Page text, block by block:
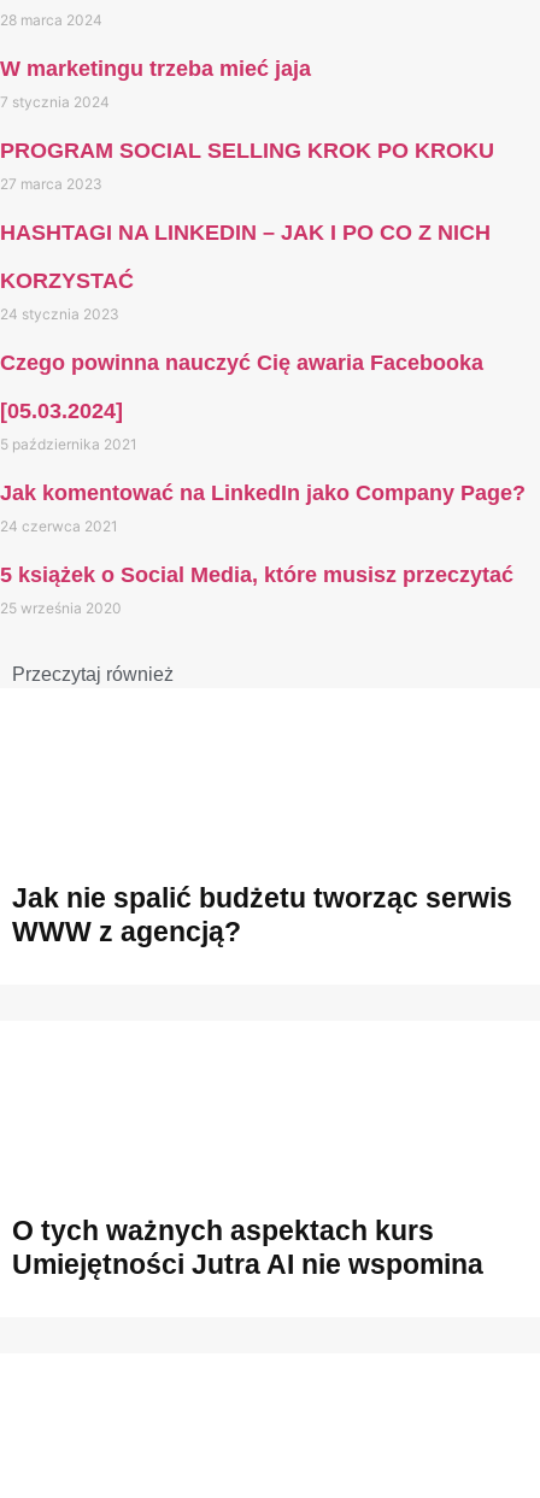
28 marca 2024
W marketingu trzeba mieć jaja
7 stycznia 2024
PROGRAM SOCIAL SELLING KROK PO KROKU
27 marca 2023
HASHTAGI NA LINKEDIN – JAK I PO CO Z NICH
KORZYSTAĆ
24 stycznia 2023
Czego powinna nauczyć Cię awaria Facebooka
[05.03.2024]
5 października 2021
Jak komentować na LinkedIn jako Company Page?
24 czerwca 2021
5 książek o Social Media, które musisz przeczytać
25 września 2020
Przeczytaj również​
Jak nie spalić budżetu tworząc serwis
WWW z agencją?
O tych ważnych aspektach kurs
Umiejętności Jutra AI nie wspomina